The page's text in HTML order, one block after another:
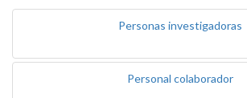
Personas investigadoras
Personal colaborador